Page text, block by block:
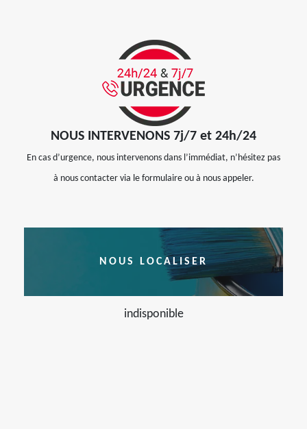
NOUS INTERVENONS 7j/7 et 24h/24
En cas d’urgence, nous intervenons dans l’immédiat, n’hésitez pas
à nous contacter via le formulaire ou à nous appeler.
NOUS LOCALISER
indisponible